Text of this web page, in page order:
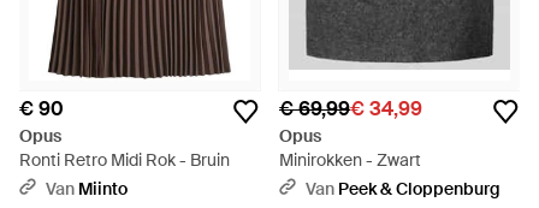
€ 90
Opus
Ronti Retro Midi Rok - Bruin
Van Miinto
€ 69,99€ 34,99
Opus
Minirokken - Zwart
Van Peek & Cloppenburg